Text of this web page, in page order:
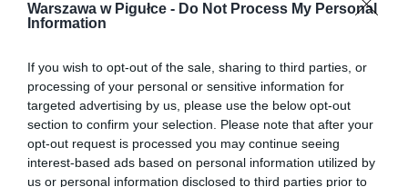
Warszawa w Pigułce - Do Not Process My Personal
Information
If you wish to opt-out of the sale, sharing to third parties, or
processing of your personal or sensitive information for
targeted advertising by us, please use the below opt-out
section to confirm your selection. Please note that after your
opt-out request is processed you may continue seeing
interest-based ads based on personal information utilized by
us or personal information disclosed to third parties prior to